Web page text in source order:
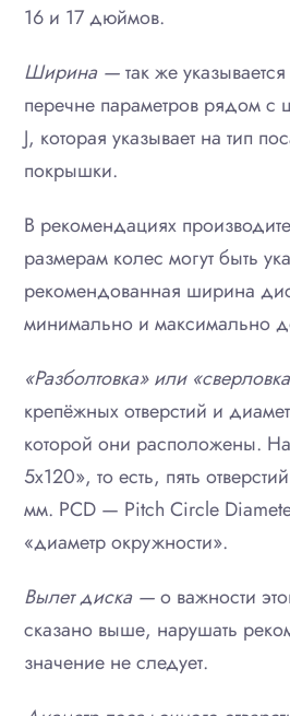
16 и 17 дюймов.
Ширина —так же
перечне параметров рядом с
J, которая указывает на тип
покрышки.
В рекомендациях
размерам колес могут быть
рекомендованная ширина
минимально и максимально
«Разболтовка» или
крепёжных отверстий и
которой они расположены.
5х120», то есть, пять
мм. PCD — Pitch Circle
«диаметр окружности».
Вылет диска —о важности
сказано выше, нарушать
значение не следует.